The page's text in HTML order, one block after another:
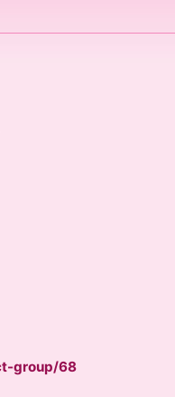
group/68